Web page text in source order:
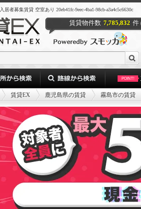
居者募集賃貸 空室あり 20eb41fc-9eec-4ba1-98cb-a3a4c5c6630c
賃貸物件数 7,785,832 件
POINT!
賃貸EX 鹿児島県の賃貸 霧島市の賃貸